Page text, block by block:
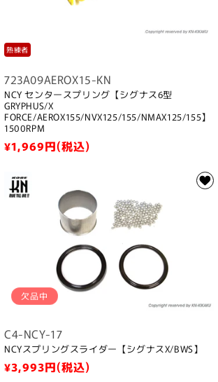
熟練者
723A09AEROX15-KN
NCY センタースプリング【シグナス6型
GRYPHUS/X
FORCE/AEROX155/NVX125/155/NMAX125/155】
1500RPM
通
価
格
¥1,969円(税込)
欠品中
C4-NCY-17
NCYスプリングスライダー【シグナスX/BWS】
通
¥3,993円(税込)